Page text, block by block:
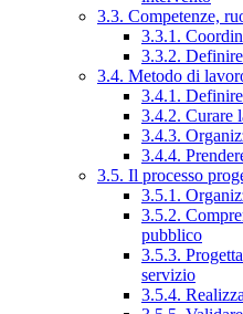
3.3. Competenze,
3.3.1.
3.3.2.
3.4. Metodo di
3.4.1.
3.4.2. Curare
3.4.3.
3.4.4.
3.5. Il processo
3.5.1.
3.5.2.
pubblico
3.5.3.
servizio
3.5.4.